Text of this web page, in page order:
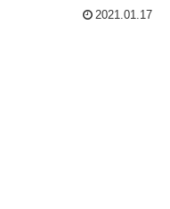
2021.01.17